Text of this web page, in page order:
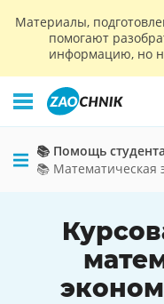
Материалы,
помогают
информацию, но
📚 Помощь
📚 Математическая